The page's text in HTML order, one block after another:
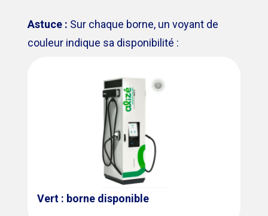
Astuce : Sur chaque borne, un voyant de
couleur indique sa disponibilité :
Vert : borne disponible